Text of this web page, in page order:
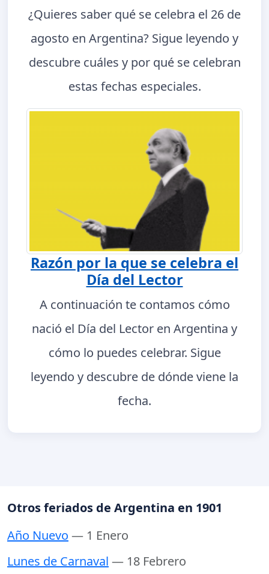
¿Quieres saber qué se celebra el 26 de
agosto en Argentina? Sigue leyendo y
descubre cuáles y por qué se celebran
estas fechas especiales.
Razón por la que se celebra el
Día del Lector
A continuación te contamos cómo
nació el Día del Lector en Argentina y
cómo lo puedes celebrar. Sigue
leyendo y descubre de dónde viene la
fecha.
Otros feriados de Argentina en 1901
Año Nuevo — 1 Enero
Lunes de Carnaval — 18 Febrero